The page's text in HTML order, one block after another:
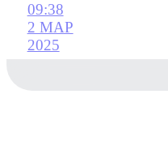
09:38
2 МАР
2025